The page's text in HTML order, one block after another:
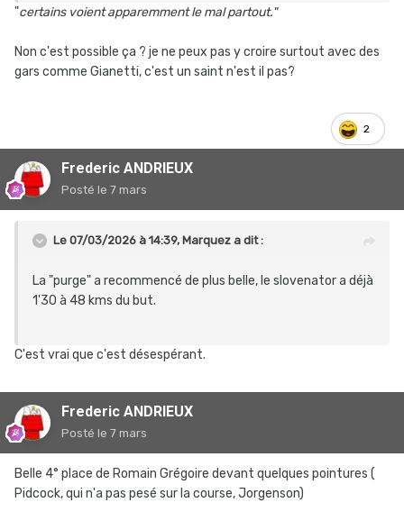
"certains voient apparemment le mal partout."
Non c'est possible ça ? je ne peux pas y croire surtout avec des
gars comme Gianetti, c'est un saint n'est il pas?
2
Frederic ANDRIEUX
Posté le 7 mars
Le 07/03/2026 à 14:39, Marquez a dit :
La "purge" a recommencé de plus belle, le slovenator a déjà
1'30 à 48 kms du but.
C'est vrai que c'est désespérant.
Frederic ANDRIEUX
Posté le 7 mars
Belle 4° place de Romain Grégoire devant quelques pointures (
Pidcock, qui n'a pas pesé sur la course, Jorgenson)